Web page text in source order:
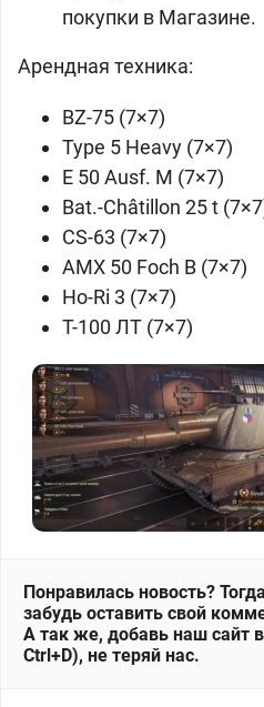
покупки в Магазине.
Арендная техника:
BZ-75 (7×7)
Type 5 Heavy (7×7)
E 50 Ausf. M (7×7)
Bat.-Châtillon 25 t
CS-63 (7×7)
AMX 50 Foch B (7×7)
Ho-Ri 3 (7×7)
Т-100 ЛТ (7×7)
Понравилась новость?
забудь оставить свой
А так же, добавь наш сайт
Ctrl+D), не теряй нас.